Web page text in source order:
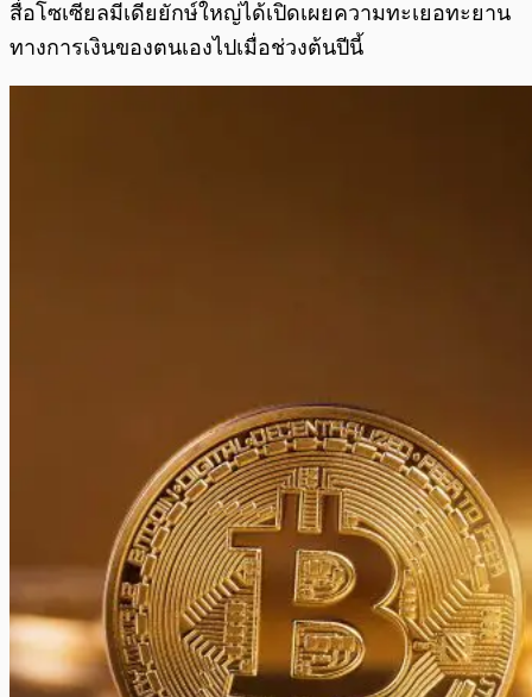
สื่อโซเซียลมีเดียยักษ์ใหญ่ได้เปิดเผยความทะเยอทะยาน
ทางการเงินของตนเองไปเมื่อช่วงต้นปีนี้